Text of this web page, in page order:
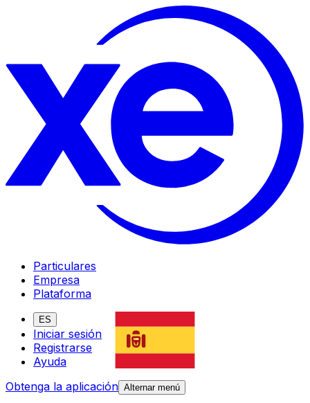
Particulares
Empresa
Plataforma
ES
Iniciar sesión
Registrarse
Ayuda
Obtenga la aplicación Alternar menú